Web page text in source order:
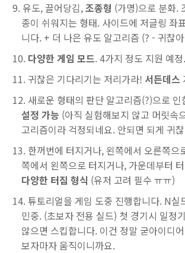
유도, 끌어당김,조종형 (가명)으로 분화.
종이 쉬워지는 형태. 사이드에 저글링 좌
니다. + 더 나은 유도 알고리즘 (? - 귀찮
다양한 게임 모드. 4가지 정도 지원 예정.
귀찮은 기다리기는 저리가라! 서든데스
새로운 형태의 판단 알고리즘(?)으로 인
설정 가능 (아직 실험해보지 않고 머릿속
고리즘이라 걱정되네요. 안되면 되게 귀
한꺼번에 터지거나, 왼쪽에서 오른쪽으
쪽에서 왼쪽으로 터지거나, 가운데부터
다양한 터짐 형식 (유저 고려 필수 ㅠㅠ)
튜토리얼을 게임 도중 진행합니다. N실
민중. (초보자 전용 실드) 첫 경기시 일정
않으면 스킵합니다. 이건 정말 굳아이디
보자마자 움직이니까요.